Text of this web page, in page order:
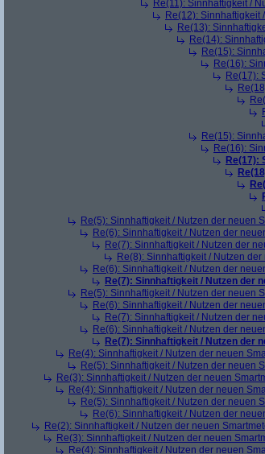
Re(11): Sinnhaftigkeit /
Re(12): Sinnhaftigkeit
Re(13):
Re(14):
Re(15):
Re(16):
Re(17):
Re(15):
Re(16):
Re(17):
Re(5): Sinnhaftigkeit / Nutzen der neuen
Re(6): Sinnhaftigkeit / Nutzen der
Re(7): Sinnhaftigkeit / Nutzen der
Re(8): Sinnhaftigkeit / Nutzen
Re(6): Sinnhaftigkeit / Nutzen der
Re(7): Sinnhaftigkeit / Nutzen der
Re(5): Sinnhaftigkeit / Nutzen der neuen
Re(6): Sinnhaftigkeit / Nutzen der
Re(7): Sinnhaftigkeit / Nutzen der
Re(6): Sinnhaftigkeit / Nutzen der
Re(7): Sinnhaftigkeit / Nutzen der
Re(4): Sinnhaftigkeit / Nutzen der neuen
Re(5): Sinnhaftigkeit / Nutzen der neuen
Re(3): Sinnhaftigkeit / Nutzen der neuen
Re(4): Sinnhaftigkeit / Nutzen der neuen
Re(5): Sinnhaftigkeit / Nutzen der neuen
Re(6): Sinnhaftigkeit / Nutzen der
Re(2): Sinnhaftigkeit / Nutzen der neuen
Re(3): Sinnhaftigkeit / Nutzen der neuen
Re(4): Sinnhaftigkeit / Nutzen der neuen